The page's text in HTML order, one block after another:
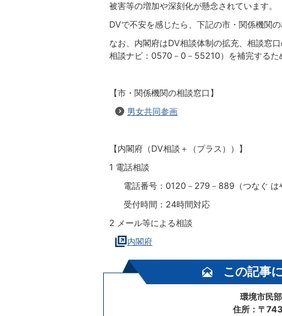
被害等の増加や深刻化が懸念されています。
DVで不安を感じたら、下記の市・関係機関
なお、内閣府はDV相談体制の拡充、相談窓
相談ナビ：0570－0－55210）を補完するた
【市・関係機関の相談窓口】
男女共同参画
【内閣府（DV相談＋（プラス））】
1 電話相談
電話番号：0120－279－889（つなぐ は
受付時間：24時間対応
2 メール等による相談
内閣府
この記事
環境市民
住所：〒